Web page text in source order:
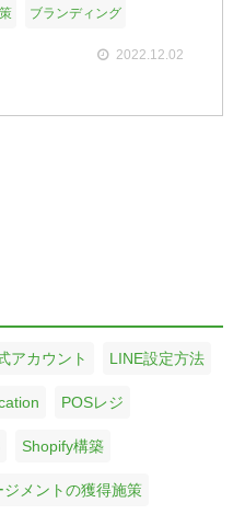
ブランディング
2022.12.02
アカウント LINE設定方法
POSレジ
Shopify構築
ジメントの獲得施策